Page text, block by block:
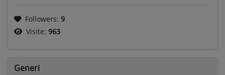
Followers: 9
Visite: 963
Generi